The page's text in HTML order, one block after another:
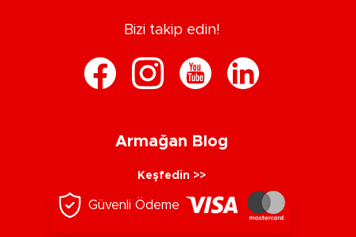
Bizi takip edin!
Armağan Blog
Keşfedin >>
Güvenli Ödeme